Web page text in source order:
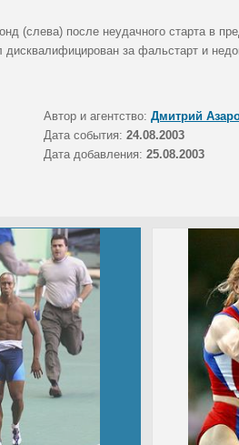
(слева) после неудачного старта в
за фальстарт и
Автор и агентство: Дмитрий
Дата события: 24.08.2003
Дата добавления: 25.08.2003